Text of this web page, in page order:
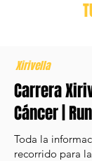
Xirivella
Carrera
Cáncer |
Toda la
recorrido para